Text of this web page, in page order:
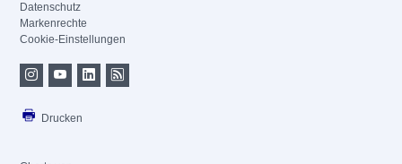
Datenschutz
Markenrechte
Cookie-Einstellungen
Drucken